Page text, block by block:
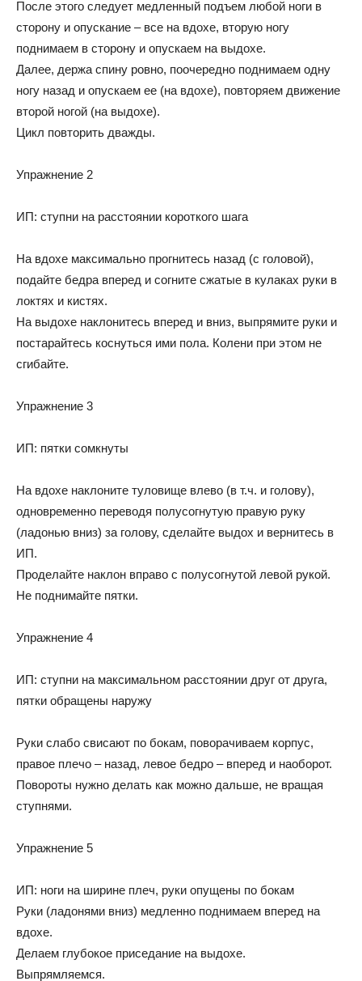
После этого следует медленный подъем любой ноги в
сторону и опускание – все на вдохе, вторую ногу
поднимаем в сторону и опускаем на выдохе.
Далее, держа спину ровно, поочередно поднимаем одну
ногу назад и опускаем ее (на вдохе), повторяем движение
второй ногой (на выдохе).
Цикл повторить дважды.
Упражнение 2
ИП: ступни на расстоянии короткого шага
На вдохе максимально прогнитесь назад (с головой),
подайте бедра вперед и согните сжатые в кулаках руки в
локтях и кистях.
На выдохе наклонитесь вперед и вниз, выпрямите руки и
постарайтесь коснуться ими пола. Колени при этом не
сгибайте.
Упражнение 3
ИП: пятки сомкнуты
На вдохе наклоните туловище влево (в т.ч. и голову),
одновременно переводя полусогнутую правую руку
(ладонью вниз) за голову, сделайте выдох и вернитесь в
ИП.
Проделайте наклон вправо с полусогнутой левой рукой.
Не поднимайте пятки.
Упражнение 4
ИП: ступни на максимальном расстоянии друг от друга,
пятки обращены наружу
Руки слабо свисают по бокам, поворачиваем корпус,
правое плечо – назад, левое бедро – вперед и наоборот.
Повороты нужно делать как можно дальше, не вращая
ступнями.
Упражнение 5
ИП: ноги на ширине плеч, руки опущены по бокам
Руки (ладонями вниз) медленно поднимаем вперед на
вдохе.
Делаем глубокое приседание на выдохе.
Выпрямляемся.